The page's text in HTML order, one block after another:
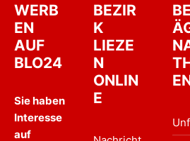
WERB
EN
AUF
BLO24
Sie haben
Interesse
auf
BEZIR
K
LIEZE
N
ONLIN
E